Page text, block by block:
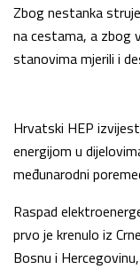
Zbog nestanka
na cestama, a zbog
stanovima mjerili i
Hrvatski HEP
energijom u
međunarodni
Raspad
prvo je krenulo iz
Bosnu i